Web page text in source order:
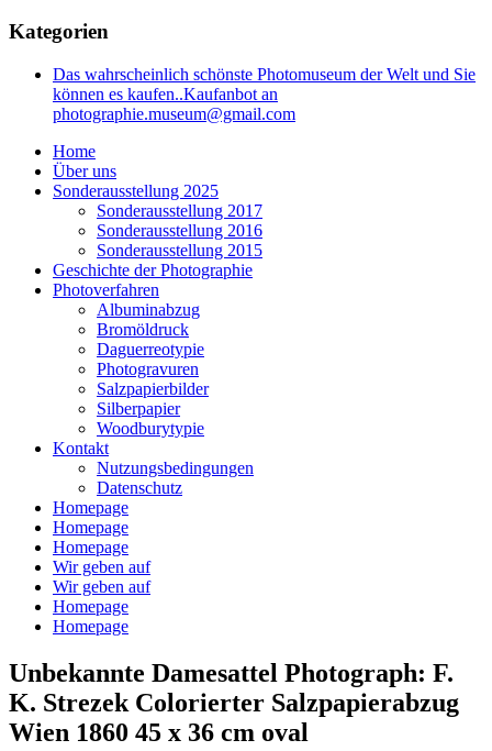
Kategorien
Das wahrscheinlich schönste Photomuseum der Welt und Sie
können es kaufen..Kaufanbot an
photographie.museum@gmail.com
Home
Über uns
Sonderausstellung 2025
Sonderausstellung 2017
Sonderausstellung 2016
Sonderausstellung 2015
Geschichte der Photographie
Photoverfahren
Albuminabzug
Bromöldruck
Daguerreotypie
Photogravuren
Salzpapierbilder
Silberpapier
Woodburytypie
Kontakt
Nutzungsbedingungen
Datenschutz
Homepage
Homepage
Homepage
Wir geben auf
Wir geben auf
Homepage
Homepage
Unbekannte Damesattel Photograph: F.
K. Strezek Colorierter Salzpapierabzug
Wien 1860 45 x 36 cm oval